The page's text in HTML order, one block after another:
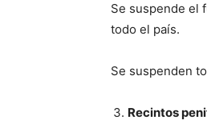
Se suspende el
todo el país.
Se suspenden
Recintos